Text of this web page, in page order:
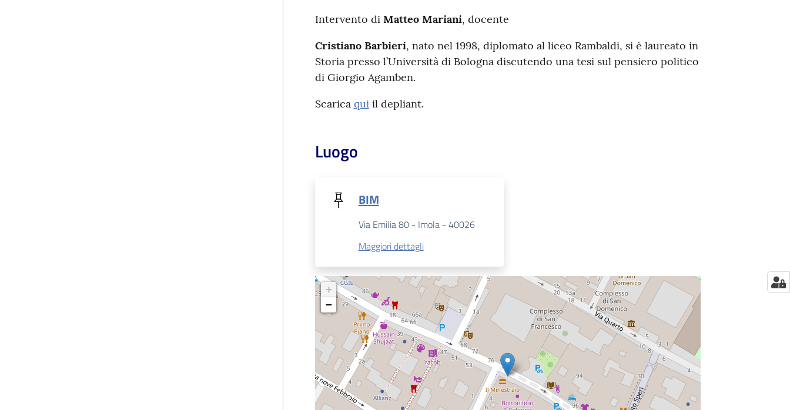
Intervento di Matteo Mariani, docente
Cristiano Barbieri, nato nel 1998, diplomato al liceo Rambaldi, si è laureato in
Storia presso l’Università di Bologna discutendo una tesi sul pensiero politico
di Giorgio Agamben.
Scarica quiil depliant.
Luogo
BIM
Via Emilia 80 - Imola - 40026
Maggiori dettagli
+
−